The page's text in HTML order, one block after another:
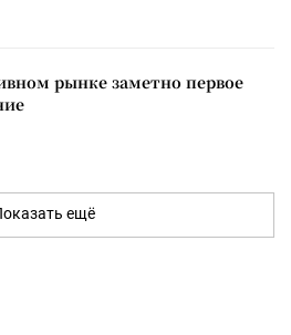
рынке заметно первое
ещё